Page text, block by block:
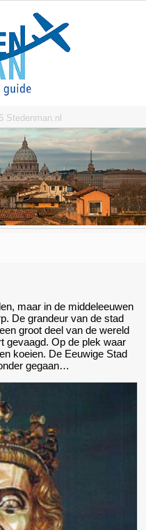
Stedenman.nl
maar in de middeleeuwen
De grandeur van de stad
groot deel van de wereld
gevaagd. Op de plek waar
koeien. De Eeuwige Stad
gegaan…